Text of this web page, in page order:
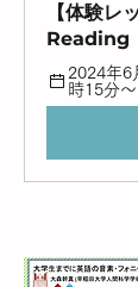
【体験レ
Reading
2024年6
時15分